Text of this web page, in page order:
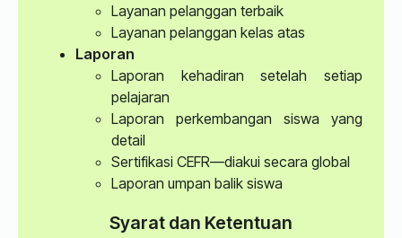
Layanan pelanggan terbaik
Layanan pelanggan kelas atas
Laporan
Laporan kehadiran setelah setiap
pelajaran
Laporan perkembangan siswa yang
detail
Sertifikasi CEFR—diakui secara global
Laporan umpan balik siswa
Syarat dan Ketentuan